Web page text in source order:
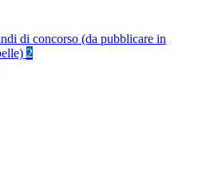
di concorso (da pubblicare in
2